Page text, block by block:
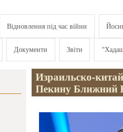
Відновлення під час війни
Документи Звіти
Израильско-
Пекину Ближний